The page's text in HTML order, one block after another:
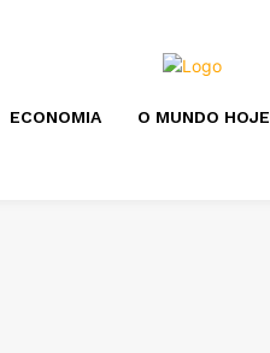
ECONOMIA O MUNDO HOJE